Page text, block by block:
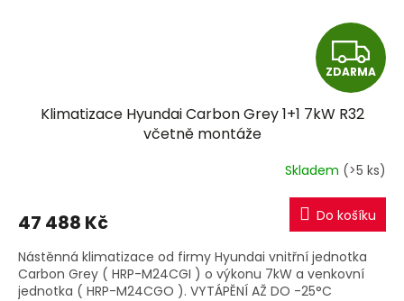
Z
D
R
M
A
ZDARMA
Klimatizace Hyundai Carbon Grey 1+1 7kW R32
včetně montáže
Skladem (>5 ks)
47 488 Kč Do košíku
Nástěnná klimatizace od firmy Hyundai vnitřní jednotka
Carbon Grey ( HRP-M24CGI ) o výkonu 7kW a venkovní
jednotka ( HRP-M24CGO ). VYTÁPĚNÍ AŽ DO -25°C